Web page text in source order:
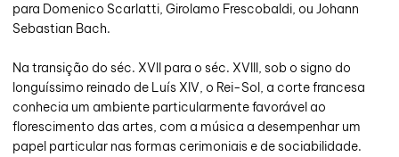
para Domenico Scarlatti, Girolamo Frescobaldi, ou Johann
Sebastian Bach.
Na transição do séc. XVII para o séc. XVIII, sob o signo do
longuíssimo reinado de Luís XIV, o Rei-Sol, a corte francesa
conhecia um ambiente particularmente favorável ao
florescimento das artes, com a música a desempenhar um
papel particular nas formas cerimoniais e de sociabilidade.